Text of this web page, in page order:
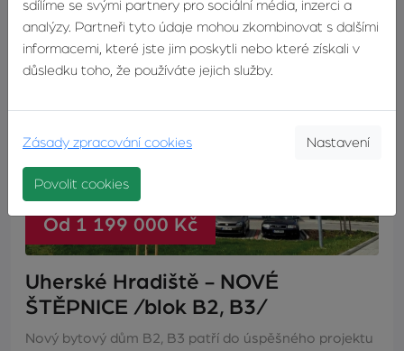
Od 1 199 000 Kč
Uherské Hradiště - NOVÉ
ŠTĚPNICE /blok B2, B3/
Nový bytový dům B2, B3 patří do úspěšného projektu
sdílíme se svými partnery pro sociální média, inzerci a
analýzy. Partneři tyto údaje mohou zkombinovat s dalšími
informacemi, které jste jim poskytli nebo které získali v
důsledku toho, že používáte jejich služby.
Zásady zpracování cookies Nastavení
Povolit cookies